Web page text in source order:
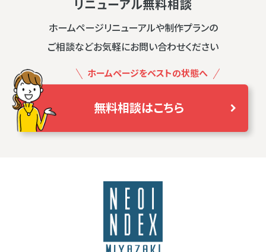
リニューアル無料相談
ホームページリニューアルや制作プランの
ご相談などお気軽にお問い合わせください
ホームページをベストの状態へ
無料相談はこちら